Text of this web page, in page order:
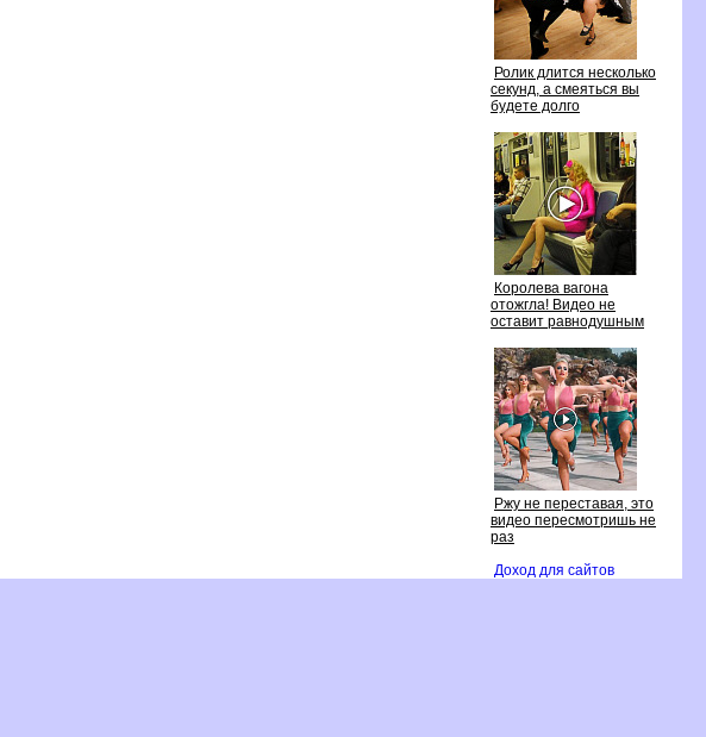
Ролик длится несколько
секунд, а смеяться вы
удете долго
Королева вагона
отожгла! Видео не
оставит равнодушным
Ржу не переставая, это
идео пересмотришь не
раз
Доход для сайто